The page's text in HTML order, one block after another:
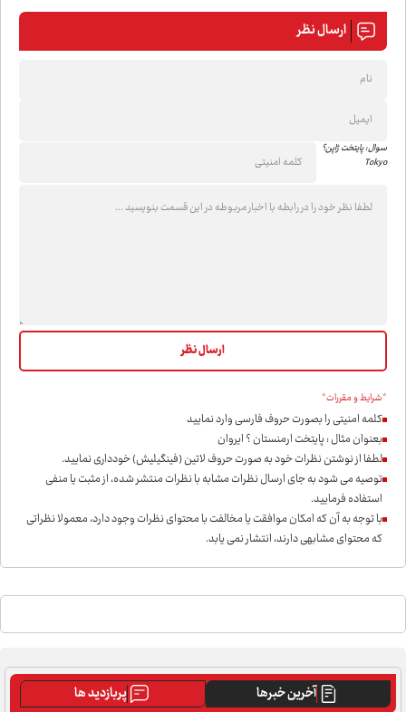
ارسال نظر
سوال: پایتخت ژاپن؟
Tokyo
*شرایط و مقررات*
کلمه امنیتی را بصورت حروف فارسی وارد نمایید
بعنوان مثال : پایتخت ارمنستان ؟ ایروان
لطفا از نوشتن نظرات خود به صورت حروف لاتین (فینگیلیش) خودداری نمايید.
توصیه می شود به جای ارسال نظرات مشابه با نظرات منتشر شده، از مثبت یا منفی
استفاده فرمایید.
با توجه به آن که امکان موافقت یا مخالفت با محتوای نظرات وجود دارد، معمولا نظراتی
که محتوای مشابهی دارند، انتشار نمی یابد.
آخرین خبرها
پربازدید ها